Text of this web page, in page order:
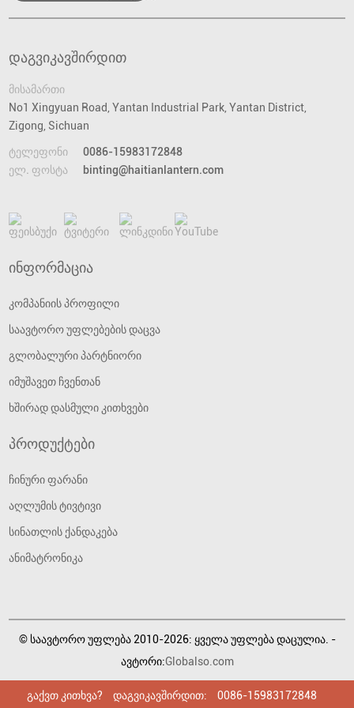
დაგვიკავშირდით
მისამართი
No1 Xingyuan Road, Yantan Industrial Park, Yantan District,
Zigong, Sichuan
ტელეფონი
0086-15983172848
ელ. ფოსტა
binting@haitianlantern.com
ინფორმაცია
კომპანიის პროფილი
საავტორო უფლებების დაცვა
გლობალური პარტნიორი
იმუშავეთ ჩვენთან
ხშირად დასმული კითხვები
პროდუქტები
ჩინური ფარანი
აღლუმის ტივტივი
სინათლის ქანდაკება
ანიმატრონიკა
© საავტორო უფლება 2010-2026: ყველა უფლება დაცულია. -
ავტორი:Globalso.com
გაქვთ კითხვა? დაგვიკავშირდით: 0086-15983172848
გაქვთ კითხვა? დაგვიკავშირდით: 0086-15983172848
გაქვთ კითხვა? დაგვიკავშირდით: 0086-15983172848